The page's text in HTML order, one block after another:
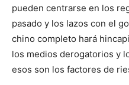
pueden centrarse en los
pasado y los lazos con el
chino completo hará
los medios derogatorios y
esos son los factores de